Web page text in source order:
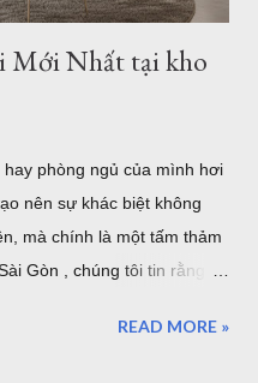
Mới Nhất tại kho
phòng ngủ của mình hơi
nên sự khác biệt không
mà chính là một tấm thảm
Gòn , chúng tôi tin rằng
"cháy" đang dẫn đầu xu
READ MORE »